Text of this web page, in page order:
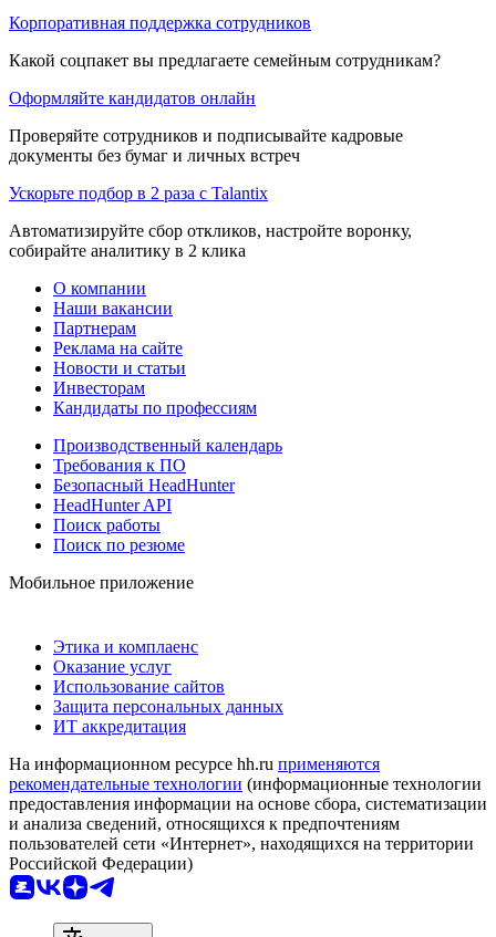
Корпоративная поддержка сотрудников
Какой соцпакет вы предлагаете семейным сотрудникам?
Оформляйте кандидатов онлайн
Проверяйте сотрудников и подписывайте кадровые
документы без бумаг и личных встреч
Ускорьте подбор в 2 раза с Talantix
Автоматизируйте сбор откликов, настройте воронку,
собирайте аналитику в 2 клика
О компании
Наши вакансии
Партнерам
Реклама на сайте
Новости и статьи
Инвесторам
Кандидаты по профессиям
Производственный календарь
Требования к ПО
Безопасный HeadHunter
HeadHunter API
Поиск работы
Поиск по резюме
Мобильное приложение
Этика и комплаенс
Оказание услуг
Использование сайтов
Защита персональных данных
ИТ аккредитация
На информационном ресурсе hh.ru применяются
рекомендательные технологии (информационные технологии
предоставления информации на основе сбора, систематизации
и анализа сведений, относящихся к предпочтениям
пользователей сети «Интернет», находящихся на территории
Российской Федерации)